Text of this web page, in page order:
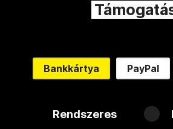
Bankkártya PayPal
Rendszeres